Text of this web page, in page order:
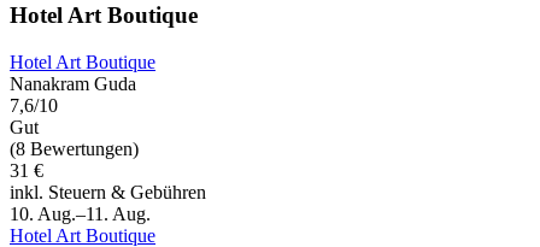
Hotel Art Boutique
Hotel Art Boutique
Nanakram Guda
7,6/10
Gut
(8 Bewertungen)
31 €
inkl. Steuern & Gebühren
10. Aug.–11. Aug.
Hotel Art Boutique